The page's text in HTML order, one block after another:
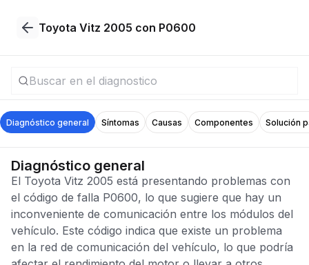
Toyota Vitz 2005 con P0600
Diagnóstico general Síntomas Causas Componentes Solución
Diagnóstico general
El Toyota Vitz 2005 está presentando problemas con
el código de falla P0600, lo que sugiere que hay un
inconveniente de comunicación entre los módulos del
vehículo. Este código indica que existe un problema
en la red de comunicación del vehículo, lo que podría